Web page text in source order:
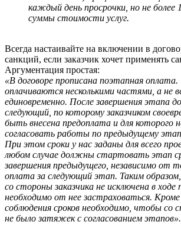
каждый день просрочки, но не более
суммы стоимости услуг.
Всегда настаивайте на включении в
санкций, если заказчик хочет применять
Аргументация простая:
«В договоре прописана поэтапная
оплачиваются несколькими частями, а не
единовременно. После завершения этапа
следующий, по которому заказчиком
быть внесена предоплата и для которого
согласовать работы по предыдущему
При этом сроки у нас заданы для всего
любом случае должны стартовать этап
завершения предыдущего, независимо от
оплата за следующий этап. Таким
со стороны заказчика не исключена в ходе
необходимо от нее застраховаться.
соблюдения сроков необходимо, чтобы со
не было затяжек с согласованием этапов».